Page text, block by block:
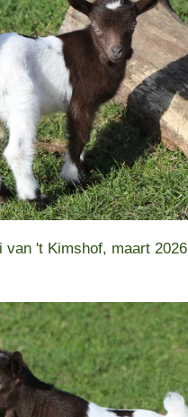
van 't Kimshof, maart 2026